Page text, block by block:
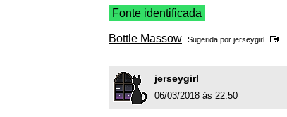
Fonte identificada
Bottle Massow Sugerida por jerseygirl
jerseygirl
06/03/2018 às 22:50